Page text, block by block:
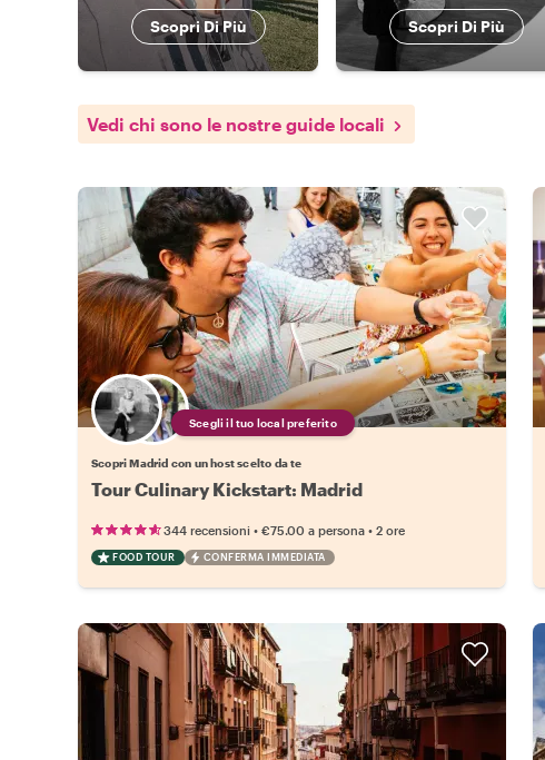
Scopri Di Più Scopri Di Più
Vedi chi sono le nostre guide locali
Scegli il tuo local preferito
Scopri Madrid con un host scelto da te
Tour Culinary Kickstart: Madrid
344 recensioni • €75.00 a persona • 2 ore
FOOD TOUR CONFERMA IMMEDIATA